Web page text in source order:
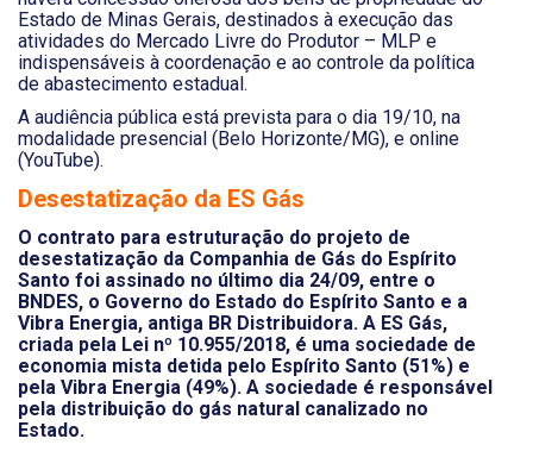
Estado de Minas Gerais, destinados à execução das
atividades do Mercado Livre do Produtor – MLP e
indispensáveis à coordenação e ao controle da política
de abastecimento estadual.
A audiência pública está prevista para o dia 19/10, na
modalidade presencial (Belo Horizonte/MG), e online
(YouTube).
Desestatização da ES Gás
O contrato para estruturação do projeto de
desestatização da Companhia de Gás do Espírito
Santo foi assinado no último dia 24/09, entre o
BNDES, o Governo do Estado do Espírito Santo e a
Vibra Energia, antiga BR Distribuidora. A ES Gás,
criada pela Lei nº 10.955/2018, é uma sociedade de
economia mista detida pelo Espírito Santo (51%) e
pela Vibra Energia (49%). A sociedade é responsável
pela distribuição do gás natural canalizado no
Estado.